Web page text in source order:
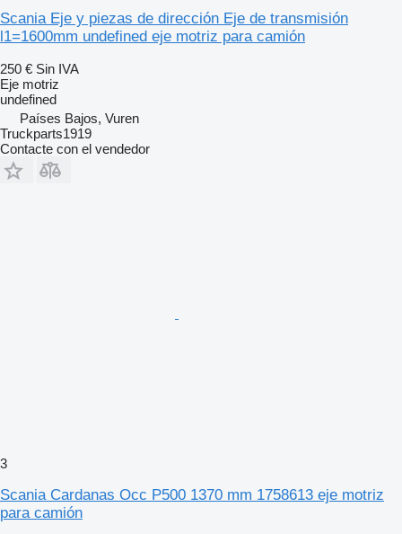
Scania Eje y piezas de dirección Eje de transmisión
l1=1600mm undefined eje motriz para camión
250 € Sin IVA
Eje motriz
undefined
Países Bajos, Vuren
Truckparts1919
Contacte con el vendedor
3
Scania Cardanas Occ P500 1370 mm 1758613 eje motriz
para camión